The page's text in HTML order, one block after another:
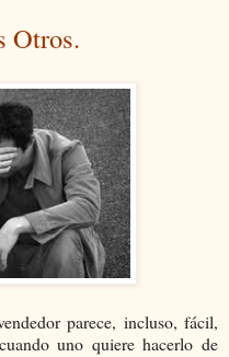
Otros.
parece, incluso, fácil,
uno quiere hacerlo de